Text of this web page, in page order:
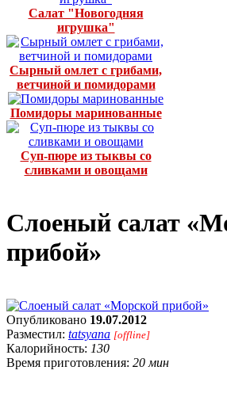
Салат "Новогодняя
игрушка"
Сырный омлет с грибами,
ветчиной и помидорами
Помидоры маринованные
Суп-пюре из тыквы со
сливками и овощами
Слоеный салат
прибой»
Опубликовано 19.07.2012
Разместил: tatsyana [offline]
Калорийность: 130
Время приготовления: 20 мин